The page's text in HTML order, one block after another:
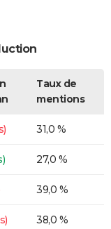
Taux de
mentions
31,0 %
27,0 %
39,0 %
38,0 %